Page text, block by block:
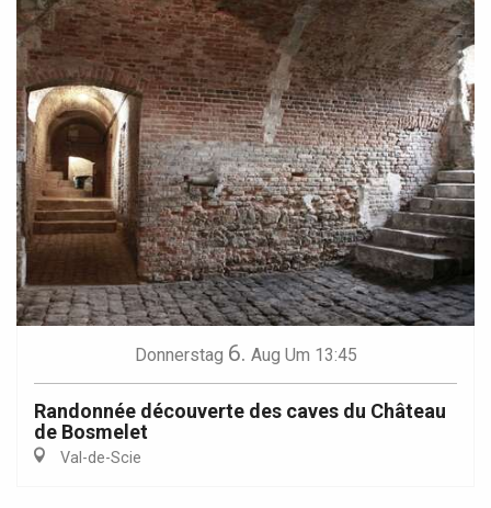
Donnerstag 6. Aug Um 13:45
Randonnée découverte des caves du Château
de Bosmelet
Val-de-Scie